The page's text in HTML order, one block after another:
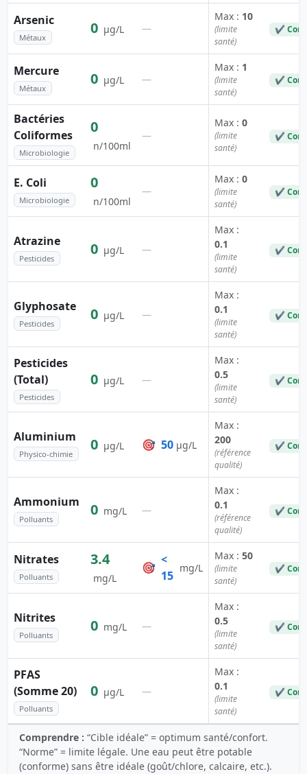
Arsenic
Métaux
0 µg/L —
Max : 10
(limite
santé)
✔
Mercure
Métaux
0 µg/L —
Max : 1
(limite
santé)
✔
Bactéries
Coliformes
Microbiologie
0
n/100ml
—
Max : 0
(limite
santé)
✔
E. Coli
Microbiologie
0
n/100ml
—
Max : 0
(limite
santé)
✔
Atrazine
Pesticides
0 µg/L —
Max :
0.1
(limite
santé)
✔
Glyphosate
Pesticides
0 µg/L —
Max :
0.1
(limite
santé)
✔
Pesticides
(Total)
Pesticides
0 µg/L —
Max :
0.5
(limite
santé)
✔
Aluminium
Physico-chimie
0 µg/L 🎯 50 µg/L
Max :
200
(référence
qualité)
✔
Ammonium
Polluants
0 mg/L —
Max :
0.1
(référence
qualité)
✔
Nitrates
Polluants
3.4
mg/L
🎯
<
15
mg/L
Max : 50
(limite
santé)
✔
Nitrites
Polluants
0 mg/L —
Max :
0.5
(limite
santé)
✔
PFAS
(Somme 20)
Polluants
0 µg/L —
Max :
0.1
(limite
santé)
✔
Comprendre : “Cible idéale” = optimum santé/confort.
“Norme” = limite légale. Une eau peut être potable
(conforme) sans être idéale (goût/chlore, calcaire, etc.).